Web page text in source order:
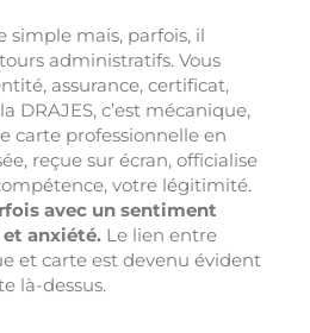
simple mais, parfois, il
administratifs. Vous
assurance, certificat,
DRAJES, c’est mécanique,
carte professionnelle en
reçue sur écran, officialise
votre légitimité.
avec un sentiment
anxiété. Le lien entre
et carte est devenu évident
là-dessus.